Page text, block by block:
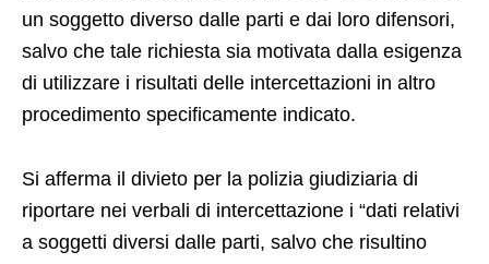
un soggetto diverso dalle parti e dai loro difensori,
salvo che tale richiesta sia motivata dalla esigenza
di utilizzare i risultati delle intercettazioni in altro
procedimento specificamente indicato.
Si afferma il divieto per la polizia giudiziaria di
riportare nei verbali di intercettazione i “dati relativi
a soggetti diversi dalle parti, salvo che risultino